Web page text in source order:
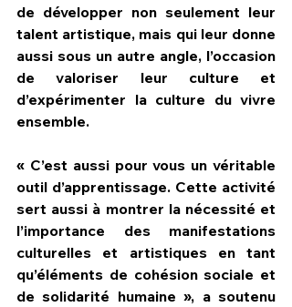
de développer non seulement leur
talent artistique, mais qui leur donne
aussi sous un autre angle, l’occasion
de valoriser leur culture et
d’expérimenter la culture du vivre
ensemble.
« C’est aussi pour vous un véritable
outil d’apprentissage. Cette activité
sert aussi à montrer la nécessité et
l’importance des manifestations
culturelles et artistiques en tant
qu’éléments de cohésion sociale et
de solidarité humaine », a soutenu